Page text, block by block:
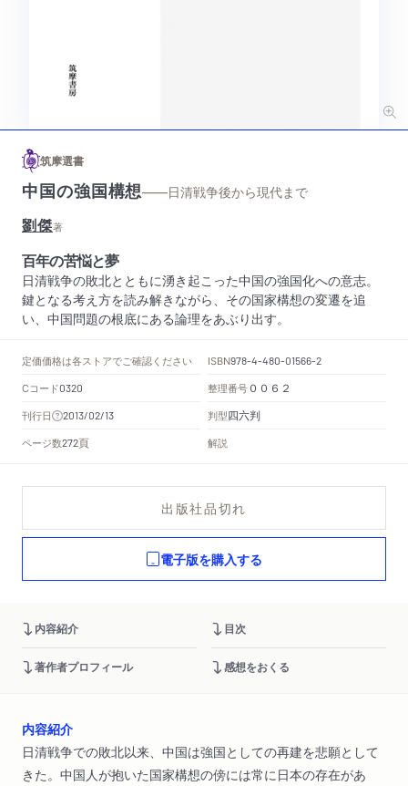
筑摩選書
中国の強国構想——日清戦争後から現代まで
劉傑著
百年の苦悩と夢
日清戦争の敗北とともに湧き起こった中国の強国化への意志。
鍵となる考え方を読み解きながら、その国家構想の変遷を追
い、中国問題の根底にある論理をあぶり出す。
定価価格は各ストアでご確認ください ISBN978-4-480-01566-2
Cコード0320 整理番号 ００６２
刊行日 2013/02/13 判型四六判
ページ数272頁 解説
出版社品切れ
電子版を購入する
内容紹介 目次
著作者プロフィール 感想をおくる
内容紹介
日清戦争での敗北以来、中国は強国としての再建を悲願として
きた。中国人が抱いた国家構想の傍には常に日本の存在があ